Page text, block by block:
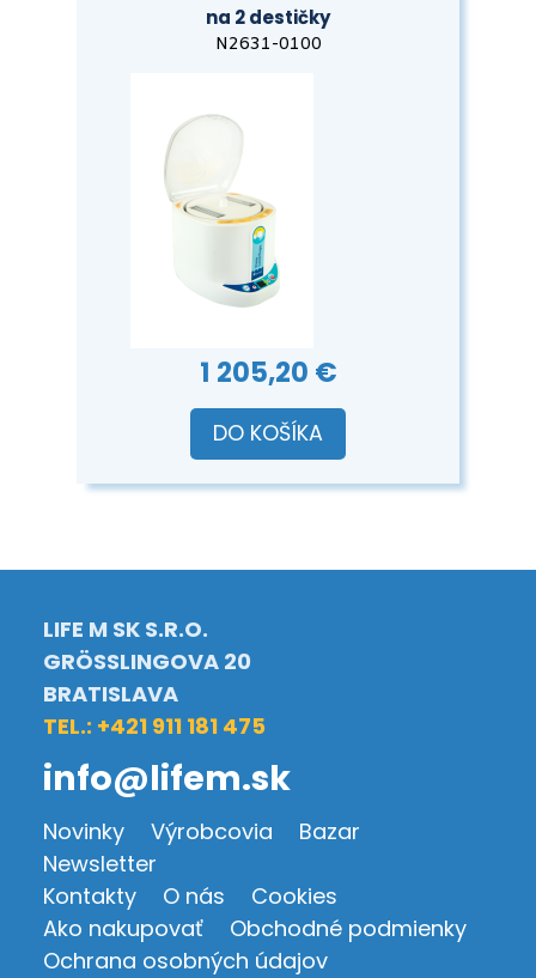
na 2 destičky
N2631-0100
1 205,20 €
DO KOŠÍKA
LIFE M SK S.R.O.
GRÖSSLINGOVA 20
BRATISLAVA
TEL.: +421 911 181 475
info@lifem.sk
Novinky Výrobcovia
Bazar
Newsletter
Kontakty
O nás
Cookies
Ako nakupovať
Obchodné podmienky
Ochrana osobných údajov